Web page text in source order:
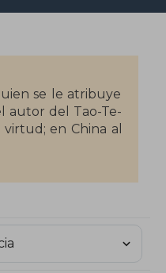
se le atribuye
autor del Tao-Te-
en China al
hombre» o «viejo